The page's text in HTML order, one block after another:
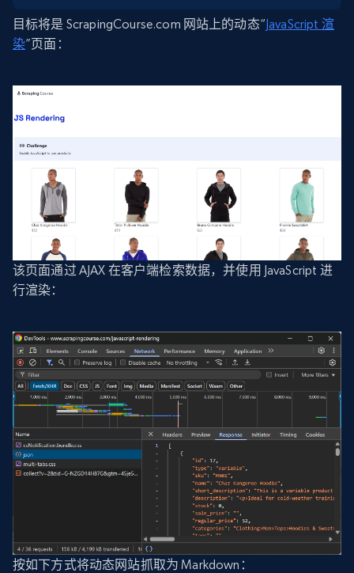
目标将是 ScrapingCourse.com 网站上的动态“JavaScript 渲
染”页面：
该页面通过 AJAX 在客户端检索数据，并使用 JavaScript 进
行渲染：
按如下方式将动态网站抓取为 Markdown：